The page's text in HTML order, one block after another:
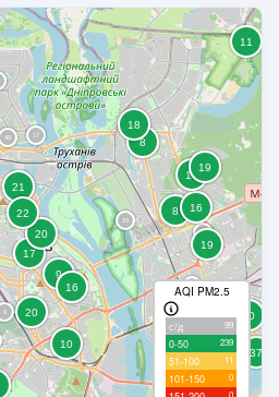
AQI PM2.5
с/д 99
0-50 239
51-100 11
101-150 0
0